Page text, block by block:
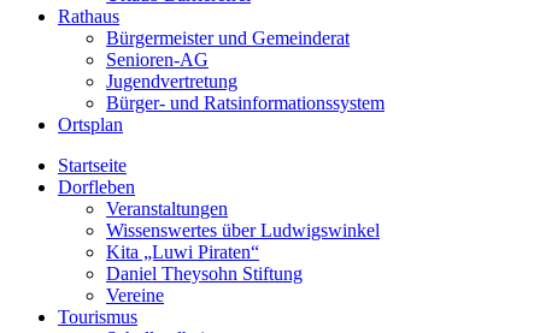
Rathaus
Bürgermeister und Gemeinderat
Senioren-AG
Jugendvertretung
Bürger- und Ratsinformationssystem
Ortsplan
Startseite
Dorfleben
Veranstaltungen
Wissenswertes über Ludwigswinkel
Kita „Luwi Piraten“
Daniel Theysohn Stiftung
Vereine
Tourismus